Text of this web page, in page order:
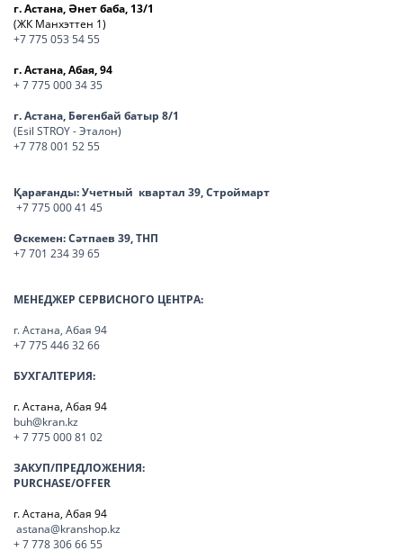
г. Астана, Әнет баба, 13/1
(ЖК Манхэттен 1)
+7 775 053 54 55
г. Астана, Абая, 94
+ 7 775 000 34 35
г. Астана, Бөгенбай батыр 8/1
(Esil STROY - Эталон)
+7 778 001 52 55
Қарағанды:Учетный квартал 39, Строймарт
+7 775 000 41 45
Өскемен:Сәтпаев 39, ТНП
+7 701 234 39 65
МЕНЕДЖЕР СЕРВИСНОГО ЦЕНТРА:
г. Астана, Абая 94
+7 775 446 32 66
БУХГАЛТЕРИЯ:
г. Астана, Абая 94
buh@kran.kz
+ 7 775 000 81 02
ЗАКУП/ПРЕДЛОЖЕНИЯ:
PURCHASE/OFFER
г. Астана, Абая 94
astana@kranshop.kz
+ 7 778 306 66 55